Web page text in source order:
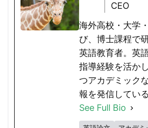
CEO
海外高校・大学
び、博士課程で
英語教育者。英
指導経験を活か
つアカデミック
報を発信している
See Full Bio